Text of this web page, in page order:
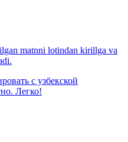
matnni lotindan kirillga va
с узбекской
Легко!